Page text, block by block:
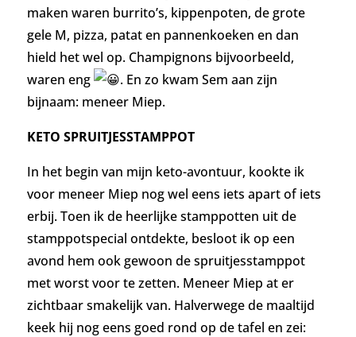
maken waren burrito’s, kippenpoten, de grote
gele M, pizza, patat en pannenkoeken en dan
hield het wel op. Champignons bijvoorbeeld,
waren eng
. En zo kwam Sem aan zijn
bijnaam: meneer Miep.
KETO SPRUITJESSTAMPPOT
In het begin van mijn keto-avontuur, kookte ik
voor meneer Miep nog wel eens iets apart of iets
erbij. Toen ik de heerlijke stamppotten uit de
stamppotspecial ontdekte, besloot ik op een
avond hem ook gewoon de spruitjesstamppot
met worst voor te zetten. Meneer Miep at er
zichtbaar smakelijk van. Halverwege de maaltijd
keek hij nog eens goed rond op de tafel en zei: